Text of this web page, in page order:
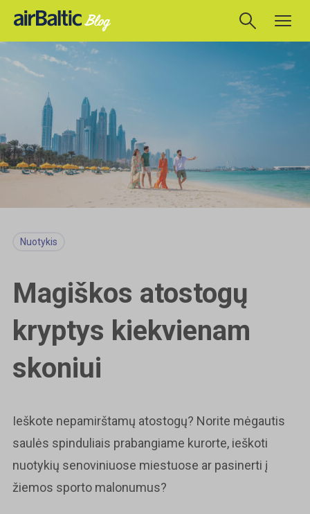
Nuotykis
Magiškos atostogų
kryptys kiekvienam
skoniui
Ieškote nepamirštamų atostogų? Norite mėgautis
saulės spinduliais prabangiame kurorte, ieškoti
nuotykių senoviniuose miestuose ar pasinerti į
žiemos sporto malonumus?